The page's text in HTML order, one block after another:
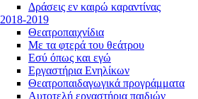
Δράσεις εν καιρώ καραντίνας
2018-2019
Θεατροπαιχνίδια
Με τα φτερά του θεάτρου
Εσύ όπως και εγώ
Εργαστήρια Ενηλίκων
Θεατροπαιδαγωγικά προγράμματα
Αυτοτελή εργαστήρια παιδιών